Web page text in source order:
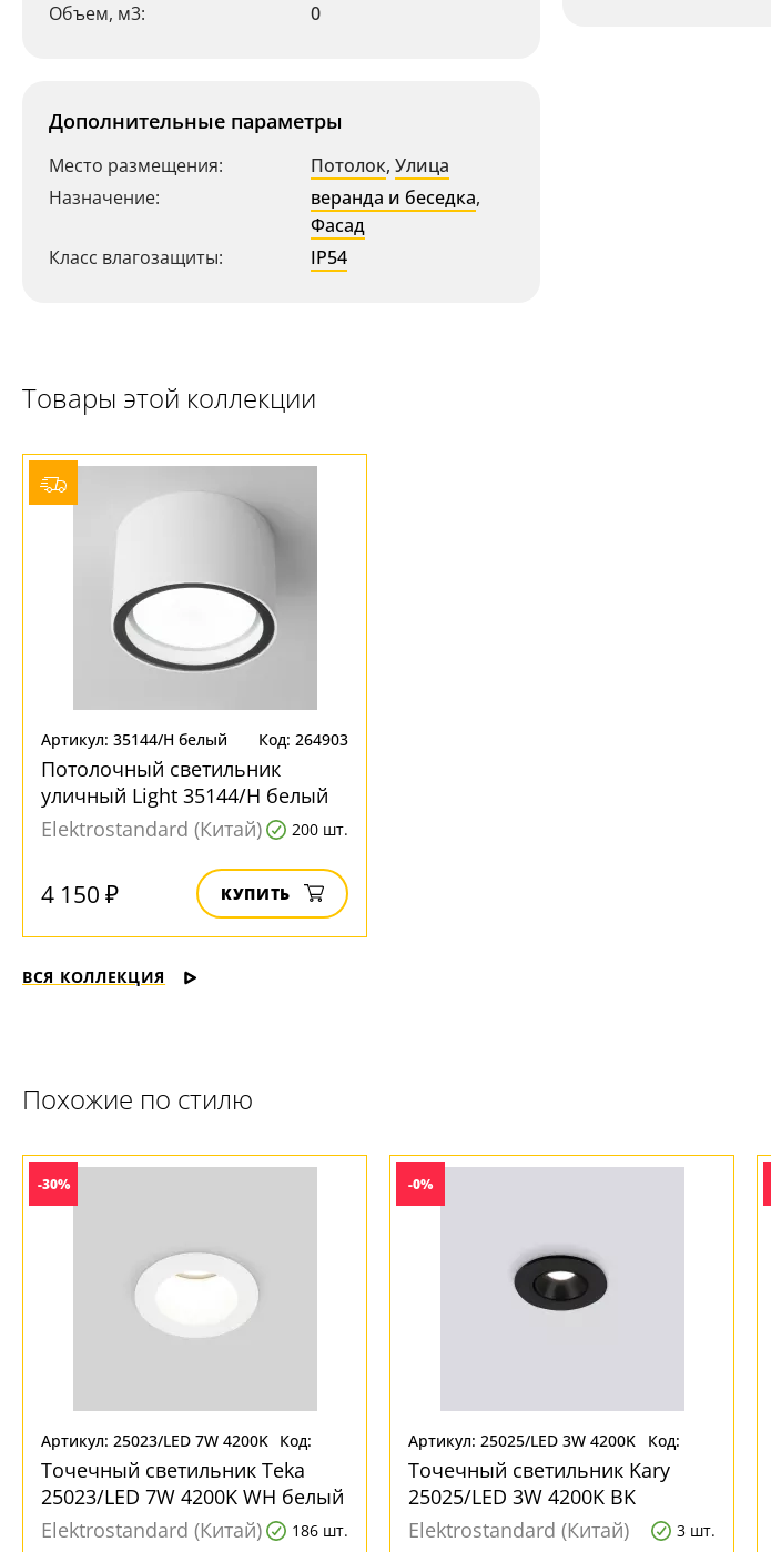
8 (800) 100-44-53 - бесплатно по России
+7 (495) 104-99-55- бесплатная доставка
Объем, м3:
0
Дополнительные параметры
Место размещения: Потолок, Улица
Назначение:
веранда и беседка,
Фасад
Класс влагозащиты:
IP54
Товары этой коллекции
Артикул: 35144/H белый Код: 264903
Потолочный светильник
уличный Light 35144/H белый
Elektrostandard (Китай)
200 шт.
4 150 ₽ КУПИТЬ
ВСЯ КОЛЛЕКЦИЯ
Похожие по стилю
-30%
Артикул: 25023/LED 7W 4200K
WH белый
Код:
264698
Точечный светильник Teka
25023/LED 7W 4200K WH белый
Elektrostandard (Китай)
186 шт.
-0%
Артикул: 25025/LED 3W 4200K
BK черный
Код:
264896
Точечный светильник Kary
25025/LED 3W 4200K BK
черный
Elektrostandard (Китай) 3 шт.